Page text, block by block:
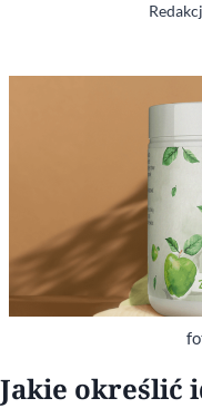
Jakie określić